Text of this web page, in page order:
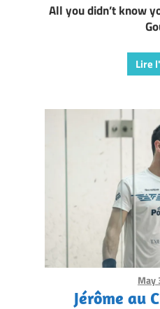
All you didn’t know
Lire
May
Jérôme au